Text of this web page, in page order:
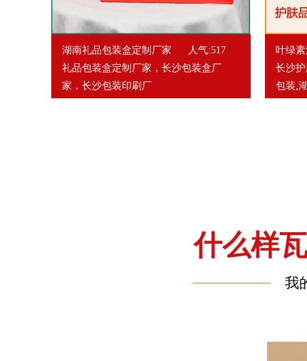
湖南礼品包装盒定制厂家
人气:517
礼品包装盒定制厂家，长沙包装盒厂
家，长沙包装印刷厂
叶绿
长沙
包装,
什么样
我